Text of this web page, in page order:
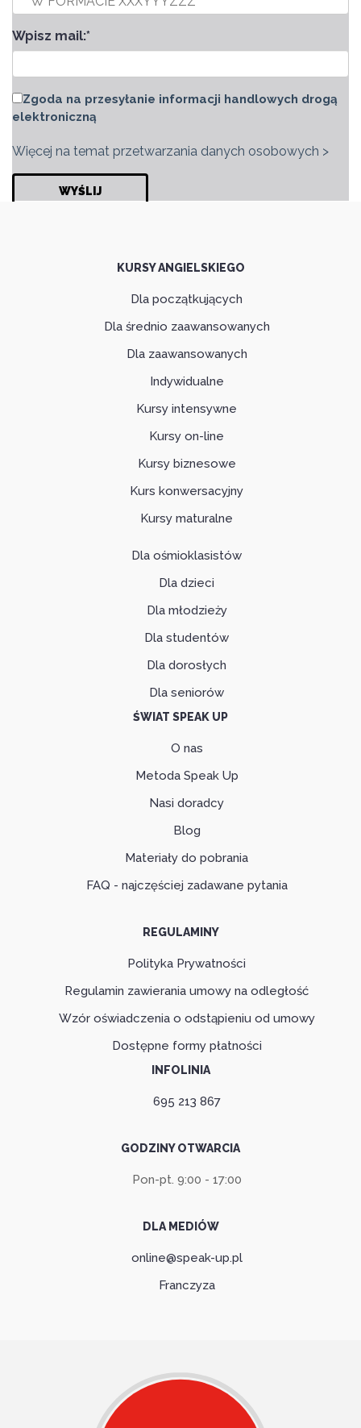
Wpisz mail:*
Zgoda na przesyłanie informacji handlowych drogą
elektroniczną
Więcej na temat przetwarzania danych osobowych >
KURSY ANGIELSKIEGO
Dla początkujących
Dla średnio zaawansowanych
Dla zaawansowanych
Indywidualne
Kursy intensywne
Kursy on-line
Kursy biznesowe
Kurs konwersacyjny
Kursy maturalne
Dla ośmioklasistów
Dla dzieci
Dla młodzieży
Dla studentów
Dla dorosłych
Dla seniorów
ŚWIAT SPEAK UP
O nas
Metoda Speak Up
Nasi doradcy
Blog
Materiały do pobrania
FAQ - najczęściej zadawane pytania
REGULAMINY
Polityka Prywatności
Regulamin zawierania umowy na odległość
Wzór oświadczenia o odstąpieniu od umowy
Dostępne formy płatności
INFOLINIA
695 213 867
GODZINY OTWARCIA
Pon-pt. 9:00 - 17:00
DLA MEDIÓW
online@speak-up.pl
Franczyza